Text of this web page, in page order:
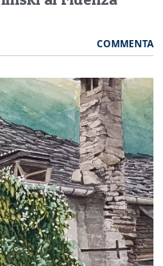
COMMENTA